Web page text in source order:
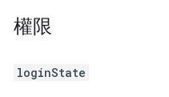
權限
loginState